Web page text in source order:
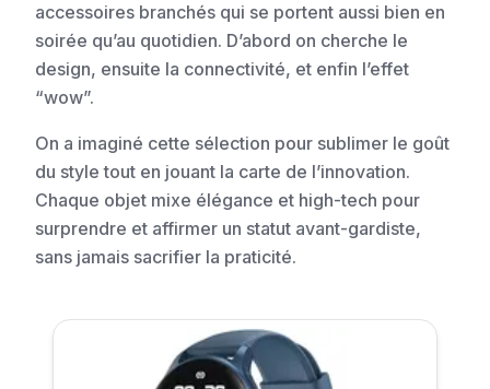
accessoires branchés qui se portent aussi bien en
soirée qu’au quotidien. D’abord on cherche le
design, ensuite la connectivité, et enfin l’effet
“wow”.
On a imaginé cette sélection pour sublimer le goût
du style tout en jouant la carte de l’innovation.
Chaque objet mixe élégance et high-tech pour
surprendre et affirmer un statut avant-gardiste,
sans jamais sacrifier la praticité.